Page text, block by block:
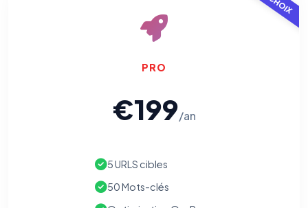
PRO
€199/an
5 URLS cibles
50 Mots-clés